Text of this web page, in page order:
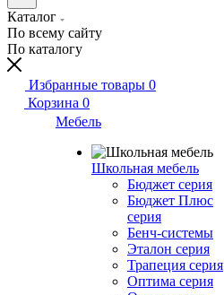
Каталог
По всему сайту
По каталогу
Избранные товары 0
Корзина 0
Мебель
Школьная мебель
Бюджет серия
Бюджет Плюс
серия
Бенч-системы
Эталон серия
Трапеция серия
Оптима серия